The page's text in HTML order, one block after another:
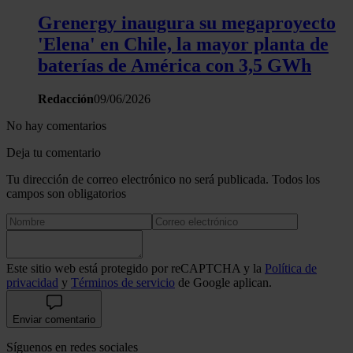
Grenergy inaugura su megaproyecto
'Elena' en Chile, la mayor planta de
baterías de América con 3,5 GWh
Redacción09/06/2026
No hay comentarios
Deja tu comentario
Tu dirección de correo electrónico no será publicada. Todos los
campos son obligatorios
Este sitio web está protegido por reCAPTCHA y la Política de
privacidad y Términos de servicio de Google aplican.
Enviar comentario
Síguenos en redes sociales